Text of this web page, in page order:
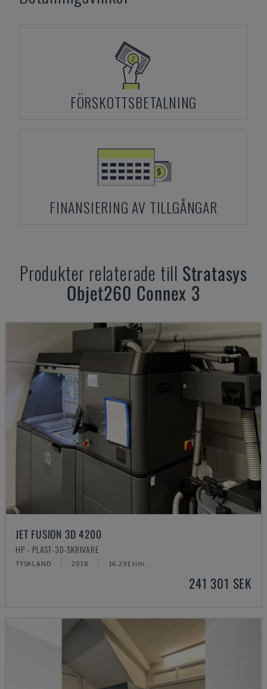
FÖRSKOTTSBETALNING
FINANSIERING AV TILLGÅNGAR
Produkter relaterade till Stratasys
Objet260 Connex 3
JET FUSION 3D 4200
HP - PLAST-3D-SKRIVARE
TYSKLAND 2018 16.291 tim.
241 301 SEK